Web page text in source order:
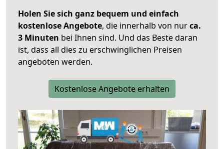
Holen Sie sich ganz bequem und einfach
kostenlose Angebote, die innerhalb von nurca.
3 Minuten bei Ihnen sind. Und das Beste daran
ist, dass all dies zu erschwinglichen Preisen
angeboten werden.
Kostenlose Angebote erhalten